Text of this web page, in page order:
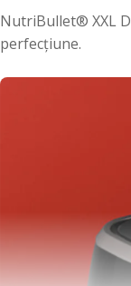
NutriBullet® XXL
perfecțiune.